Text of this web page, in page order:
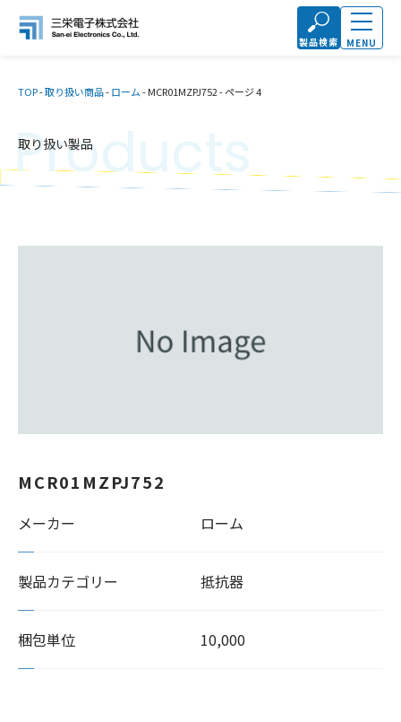
製品検索 MENU
TOP-取り扱い商品-ローム-MCR01MZPJ752-ページ 4
取り扱い製品
Products
MCR01MZPJ752
メーカー ローム
製品カテゴリー 抵抗器
梱包単位 10,000